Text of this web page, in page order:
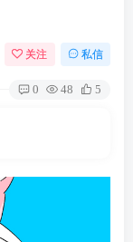
关注 私信
0 48 5